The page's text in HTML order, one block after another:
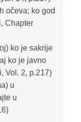
očeva; ko god
Chapter
ko je sakrije
ko je javno
Vol. 2, p.217)
u
u